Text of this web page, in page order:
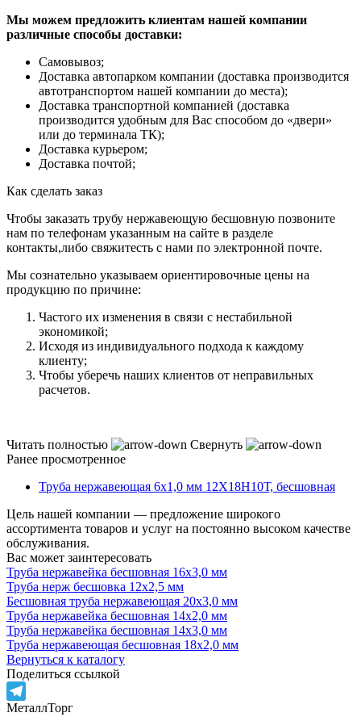
Мы можем предложить клиентам нашей компании
различные способы доставки:
Самовывоз;
Доставка автопарком компании (доставка производится
автотранспортом нашей компании до места);
Доставка транспортной компанией (доставка
производится удобным для Вас способом до «двери»
или до терминала ТК);
Доставка курьером;
Доставка почтой;
Как сделать заказ
Чтобы заказать трубу нержавеющую бесшовную позвоните
нам по телефонам указанным на сайте в разделе
контакты,либо свяжитесть с нами по электронной почте.
Мы сознательно указываем ориентировочные цены на
продукцию по причине:
Частого их изменения в связи с нестабильной
экономикой;
Исходя из индивидуального подхода к каждому
клиенту;
Чтобы уберечь наших клиентов от неправильных
расчетов.
Читать полностью
Свернуть
Ранее просмотренное
Труба нержавеющая 6х1,0 мм 12Х18Н10Т, бесшовная
Цель нашей компании — предложение широкого
ассортимента товаров и услуг на постоянно высоком качестве
обслуживания.
Вас может заинтересовать
Труба нержавейка бесшовная 16х3,0 мм
Труба нерж бесшовка 12х2,5 мм
Бесшовная труба нержавеющая 20х3,0 мм
Труба нержавейка бесшовная 14х2,0 мм
Труба нержавейка бесшовная 14х3,0 мм
Труба нержавеющая бесшовная 18х2,0 мм
Вернуться к каталогу
Поделиться ссылкой
Telegram
МеталлТорг